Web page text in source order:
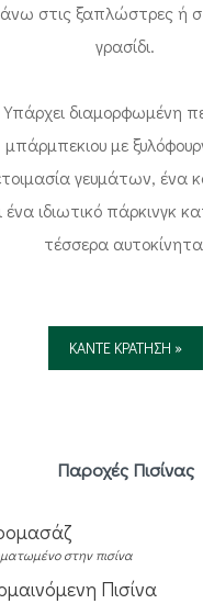
στις ξαπλώστρες ή
γρασίδι.
Υπάρχει διαμορφωμένη
μπάρμπεκιου με
γευμάτων, ένα
ένα ιδιωτικό πάρκινγκ
τέσσερα
ΚΑΝΤΕ ΚΡΑΤΗΣΗ »
Παροχές Πισίνας
στην πισίνα
Πισίνα